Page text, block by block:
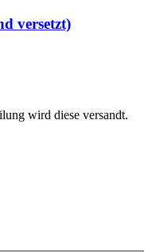
versetzt)
wird diese versandt.